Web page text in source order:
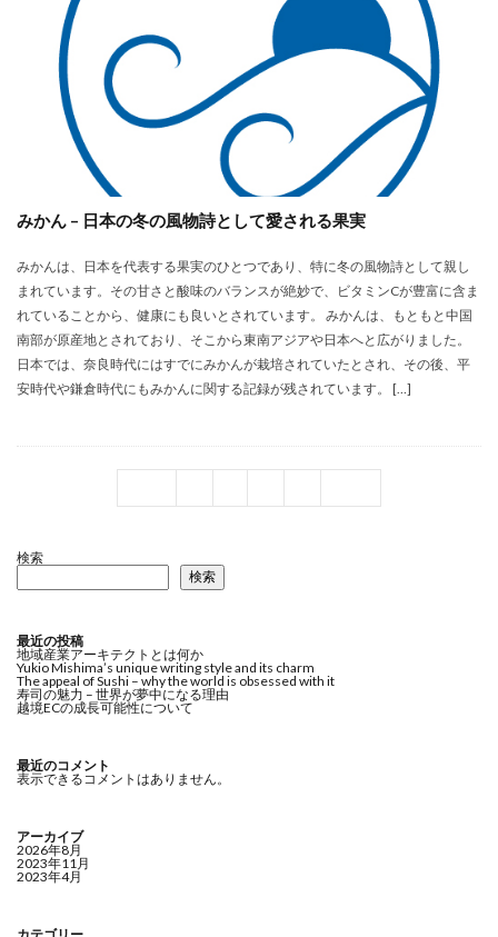
みかん – 日本の冬の風物詩として愛される果実
みかんは、日本を代表する果実のひとつであり、特に冬の風物詩として親し
まれています。その甘さと酸味のバランスが絶妙で、ビタミンCが豊富に含ま
れていることから、健康にも良いとされています。 みかんは、もともと中国
南部が原産地とされており、そこから東南アジアや日本へと広がりました。
日本では、奈良時代にはすでにみかんが栽培されていたとされ、その後、平
安時代や鎌倉時代にもみかんに関する記録が残されています。 […]
検索
検索
最近の投稿
地域産業アーキテクトとは何か
Yukio Mishima’s unique writing style and its charm
The appeal of Sushi – why the world is obsessed with it
寿司の魅力 – 世界が夢中になる理由
越境ECの成長可能性について
最近のコメント
表示できるコメントはありません。
アーカイブ
2026年8月
2023年11月
2023年4月